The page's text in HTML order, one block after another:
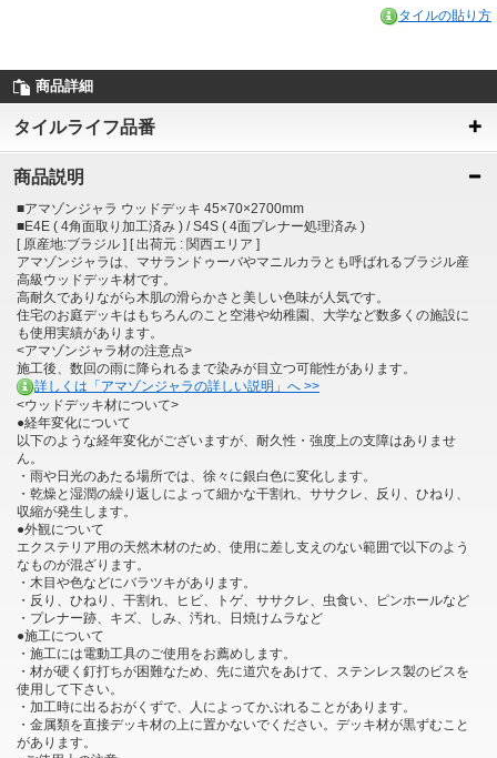
タイルの貼り方
商品詳細
タイルライフ品番
商品説明
■アマゾンジャラ ウッドデッキ 45×70×2700mm
■E4E ( 4角面取り加工済み ) / S4S ( 4面プレナー処理済み )
[ 原産地:ブラジル ] [ 出荷元 : 関西エリア ]
アマゾンジャラは、マサランドゥーバやマニルカラとも呼ばれるブラジル産
高級ウッドデッキ材です。
高耐久でありながら木肌の滑らかさと美しい色味が人気です。
住宅のお庭デッキはもちろんのこと空港や幼稚園、大学など数多くの施設に
も使用実績があります。
<アマゾンジャラ材の注意点>
施工後、数回の雨に降られるまで染みが目立つ可能性があります。
詳しくは「アマゾンジャラの詳しい説明」へ >>
<ウッドデッキ材について>
●経年変化について
以下のような経年変化がございますが、耐久性・強度上の支障はありませ
ん。
・雨や日光のあたる場所では、徐々に銀白色に変化します。
・乾燥と湿潤の繰り返しによって細かな干割れ、ササクレ、反り、ひねり、
収縮が発生します。
●外観について
エクステリア用の天然木材のため、使用に差し支えのない範囲で以下のよう
なものが混ざります。
・木目や色などにバラツキがあります。
・反り、ひねり、干割れ、ヒビ、トゲ、ササクレ、虫食い、ピンホールなど
・プレナー跡、キズ、しみ、汚れ、日焼けムラなど
●施工について
・施工には電動工具のご使用をお薦めします。
・材が硬く釘打ちが困難なため、先に道穴をあけて、ステンレス製のビスを
使用して下さい。
・加工時に出るおがくずで、人によってかぶれることがあります。
・金属類を直接デッキ材の上に置かないでください。デッキ材が黒ずむこと
があります。